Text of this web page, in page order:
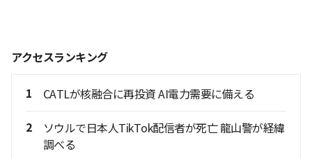
アクセスランキング
1 CATLが核融合に再投資 AI電力需要に備える
2
ソウルで日本人TikTok配信者が死亡 龍山警が経緯
調べる